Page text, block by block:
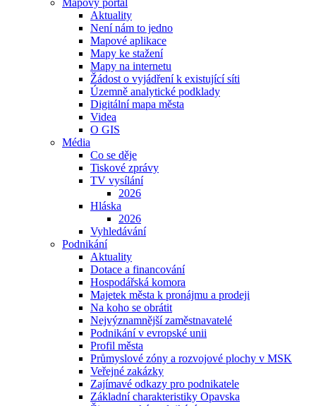
Mapový portál
Aktuality
Není nám to jedno
Mapové aplikace
Mapy ke stažení
Mapy na internetu
Žádost o vyjádření k existující síti
Územně analytické podklady
Digitální mapa města
Videa
O GIS
Média
Co se děje
Tiskové zprávy
TV vysílání
2026
Hláska
2026
Vyhledávání
Podnikání
Aktuality
Dotace a financování
Hospodářská komora
Majetek města k pronájmu a prodeji
Na koho se obrátit
Nejvýznamnější zaměstnavatelé
Podnikání v evropské unii
Profil města
Průmyslové zóny a rozvojové plochy v MSK
Veřejné zakázky
Zajímavé odkazy pro podnikatele
Základní charakteristiky Opavska